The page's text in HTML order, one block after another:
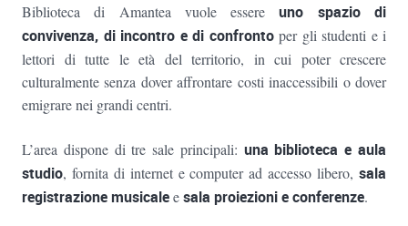
Biblioteca di Amantea vuole essereuno spazio di
convivenza, di incontro e di confrontoper gli studenti e i
lettori di tutte le età del territorio, in cui poter crescere
culturalmente senza dover affrontare costi inaccessibili o dover
emigrare nei grandi centri.
L’area dispone di tre sale principali: una biblioteca e aula
studio, fornita di internet e computer ad accesso libero, sala
registrazione musicaleesala proiezioni e conferenze.